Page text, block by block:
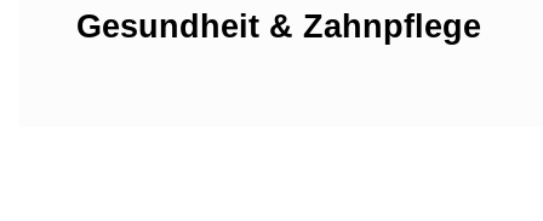
Gesundheit & Zahnpflege